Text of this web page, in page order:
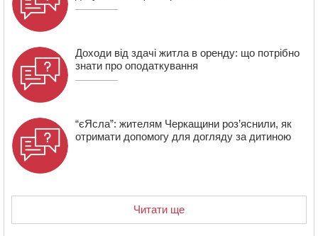
зерна нового врожаю
Доходи від здачі житла в оренду: що потрібно
знати про оподаткування
“єЯсла”: жителям Черкащини роз’яснили, як
отримати допомогу для догляду за дитиною
Читати ще